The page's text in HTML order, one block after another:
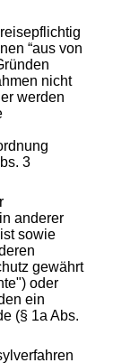
“aus von
nicht
werden
3
anderer
sowie
gewährt
oder
ein
(§ 1a Abs.